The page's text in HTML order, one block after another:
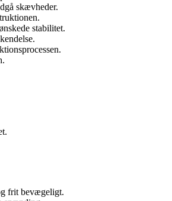
skævheder.
stabilitet.
frit bevægeligt.